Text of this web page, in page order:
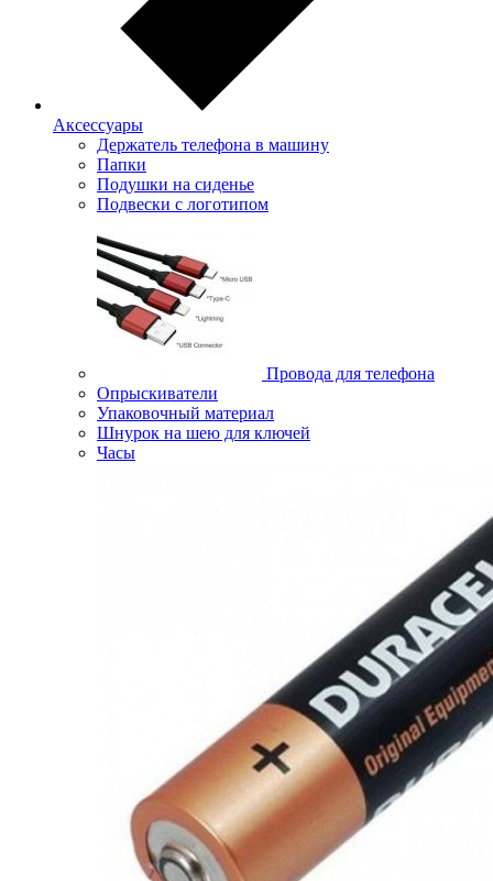
Аксессуары
Держатель телефона в машину
Папки
Подушки на сиденье
Подвески с логотипом
Провода для телефона
Опрыскиватели
Упаковочный материал
Шнурок на шею для ключей
Часы